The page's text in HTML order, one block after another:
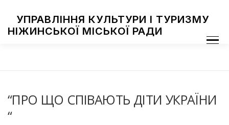
contentУПРАВЛІННЯ КУЛЬТУРИ І ТУРИЗМУ
НІЖИНСЬКОЇ МІСЬКОЇ РАДИ
Menu
“ПРО ЩО СПІВАЮТЬ ДІТИ УКРАЇНИ
“